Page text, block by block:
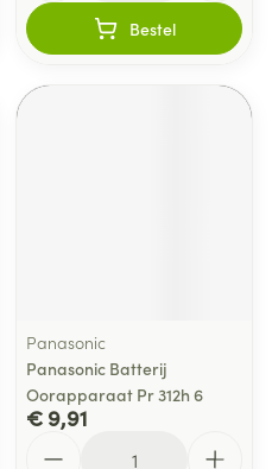
Bestel
Panasonic
Panasonic Batterij
Oorapparaat Pr 312h 6
€ 9,91